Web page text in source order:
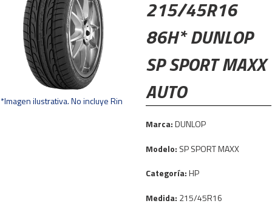
*Imagen ilustrativa. No incluye Rin
215/45R16
86H* DUNLOP
SP SPORT MAXX
AUTO
Marca:DUNLOP
Modelo: SP SPORT MAXX
Categoría:HP
Medida: 215/45R16